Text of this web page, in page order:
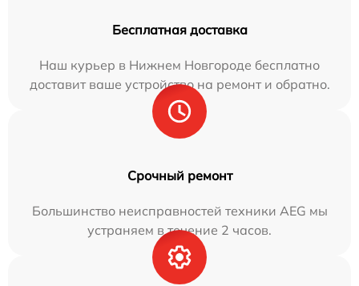
Бесплатная доставка
Наш курьер в Нижнем Новгороде бесплатно
доставит ваше устройство на ремонт и обратно.
Срочный ремонт
Большинство неисправностей техники AEG мы
устраняем в течение 2 часов.